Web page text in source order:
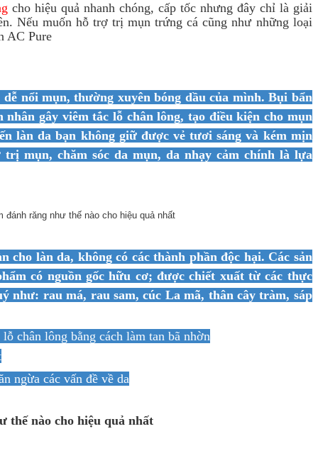
cho hiệu quả nhanh chóng, cấp tốc nhưng đây chỉ là giải
Nếu muốn hỗ trợ trị mụn trứng cá cũng như những loại
AC Pure
dễ nổi mụn, thường xuyên bóng dầucủa mình.Bụi bẩn
nhân gây viêm tắc lỗ chân lông, tạo điều kiện cho mụn
lànda bạn khônggiữđượcvẻ tươi sáng và kémmịn
mụn, chăm sóc da mụn, da nhạy cảm chính là lựa
cho làn da, không có các thành phần độc hại. Các sản
có nguồn gốc hữu cơ; được chiết xuất từ các thực
như: rau má, rau sam,cúc La mã, thân cây tràm, sáp
chân lông bằng cách làm tan bã nhờn
ngừa các vấn đề về da